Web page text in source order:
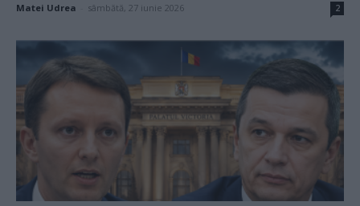
Matei Udrea sâmbătă, 27 iunie 2026 2